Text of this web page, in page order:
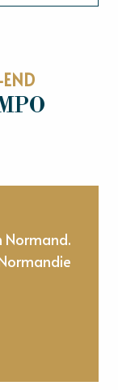
Normand.